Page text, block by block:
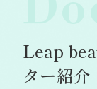
Leap
ター紹介